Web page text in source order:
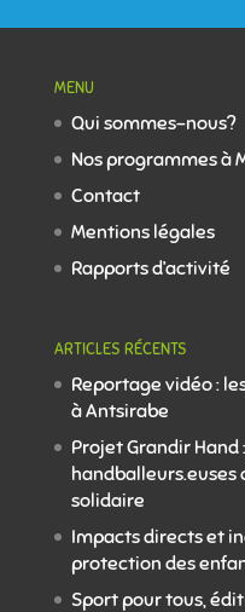
MENU
Qui sommes-nous?
Nos programmes à
Contact
Mentions légales
Rapports d’activité
ARTICLES RÉCENTS
Reportage vidéo :
à Antsirabe
Projet Grandir Hand
handballeurs.euses
solidaire
Impacts directs et
protection des
Sport pour tous,